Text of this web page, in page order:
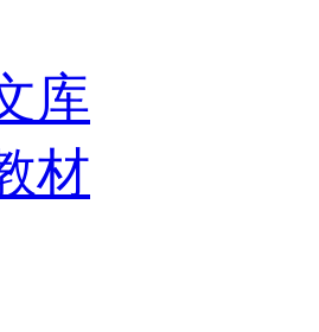
库
材